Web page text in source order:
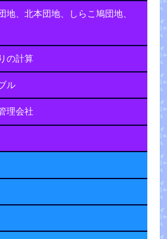
地、北本団地、しらこ鳩団地、
の計算
ル
理会社